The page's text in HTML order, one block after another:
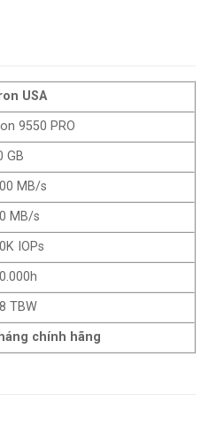
USA
9550 PRO
GB
MB/s
MB/s
IOPs
TBW
chính hãng